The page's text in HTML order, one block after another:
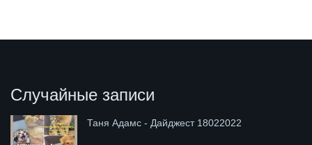
Случайные записи
Таня Адамс - Дайджест 18022022